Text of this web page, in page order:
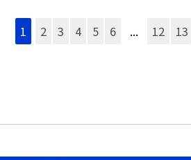
1 2 3 4 5 6 ... 12 13